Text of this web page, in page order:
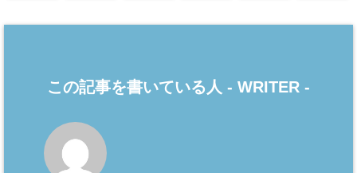
この記事を書いている人 - WRITER -